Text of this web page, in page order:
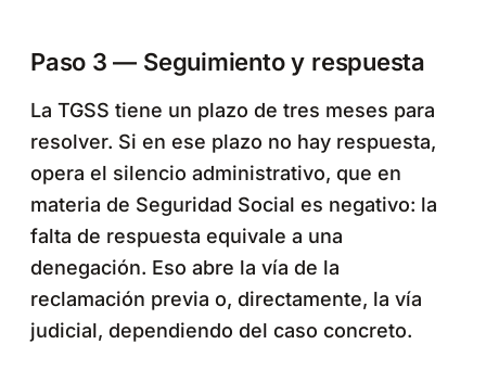
Paso 3 — Seguimiento y respuesta
La TGSS tiene un plazo de tres meses para
resolver. Si en ese plazo no hay respuesta,
opera el silencio administrativo, que en
materia de Seguridad Social es negativo: la
falta de respuesta equivale a una
denegación. Eso abre la vía de la
reclamación previa o, directamente, la vía
judicial, dependiendo del caso concreto.